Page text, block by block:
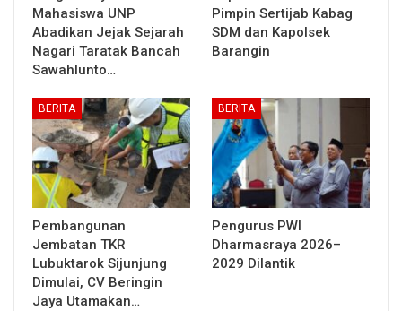
Mahasiswa UNP
Abadikan Jejak Sejarah
Nagari Taratak Bancah
Sawahlunto…
Pimpin Sertijab Kabag
SDM dan Kapolsek
Barangin
BERITA
Pembangunan
Jembatan TKR
Lubuktarok Sijunjung
Dimulai, CV Beringin
Jaya Utamakan…
BERITA
Pengurus PWI
Dharmasraya 2026–
2029 Dilantik